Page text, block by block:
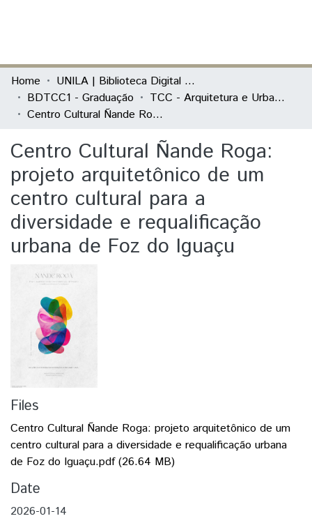
Communities & Collections
All of DSpace
Home
UNILA | Biblioteca Digital de Trabalhos de Conclusão de Curso
BDTCC1 - Graduação
TCC - Arquitetura e Urbanismo
Centro Cultural Ñande Roga: projeto arquitetônico de um centro cultural para a diversidade e requalificação urbana de Foz do Iguaçu
Centro Cultural Ñande Roga:
projeto arquitetônico de um
centro cultural para a
diversidade e requalificação
urbana de Foz do Iguaçu
Files
Centro Cultural Ñande Roga: projeto arquitetônico de um
centro cultural para a diversidade e requalificação urbana
de Foz do Iguaçu.pdf(26.64 MB)
Date
2026-01-14